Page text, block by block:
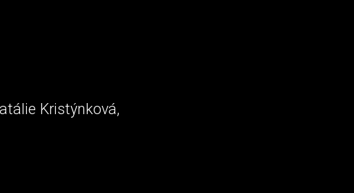
Kristýnková,